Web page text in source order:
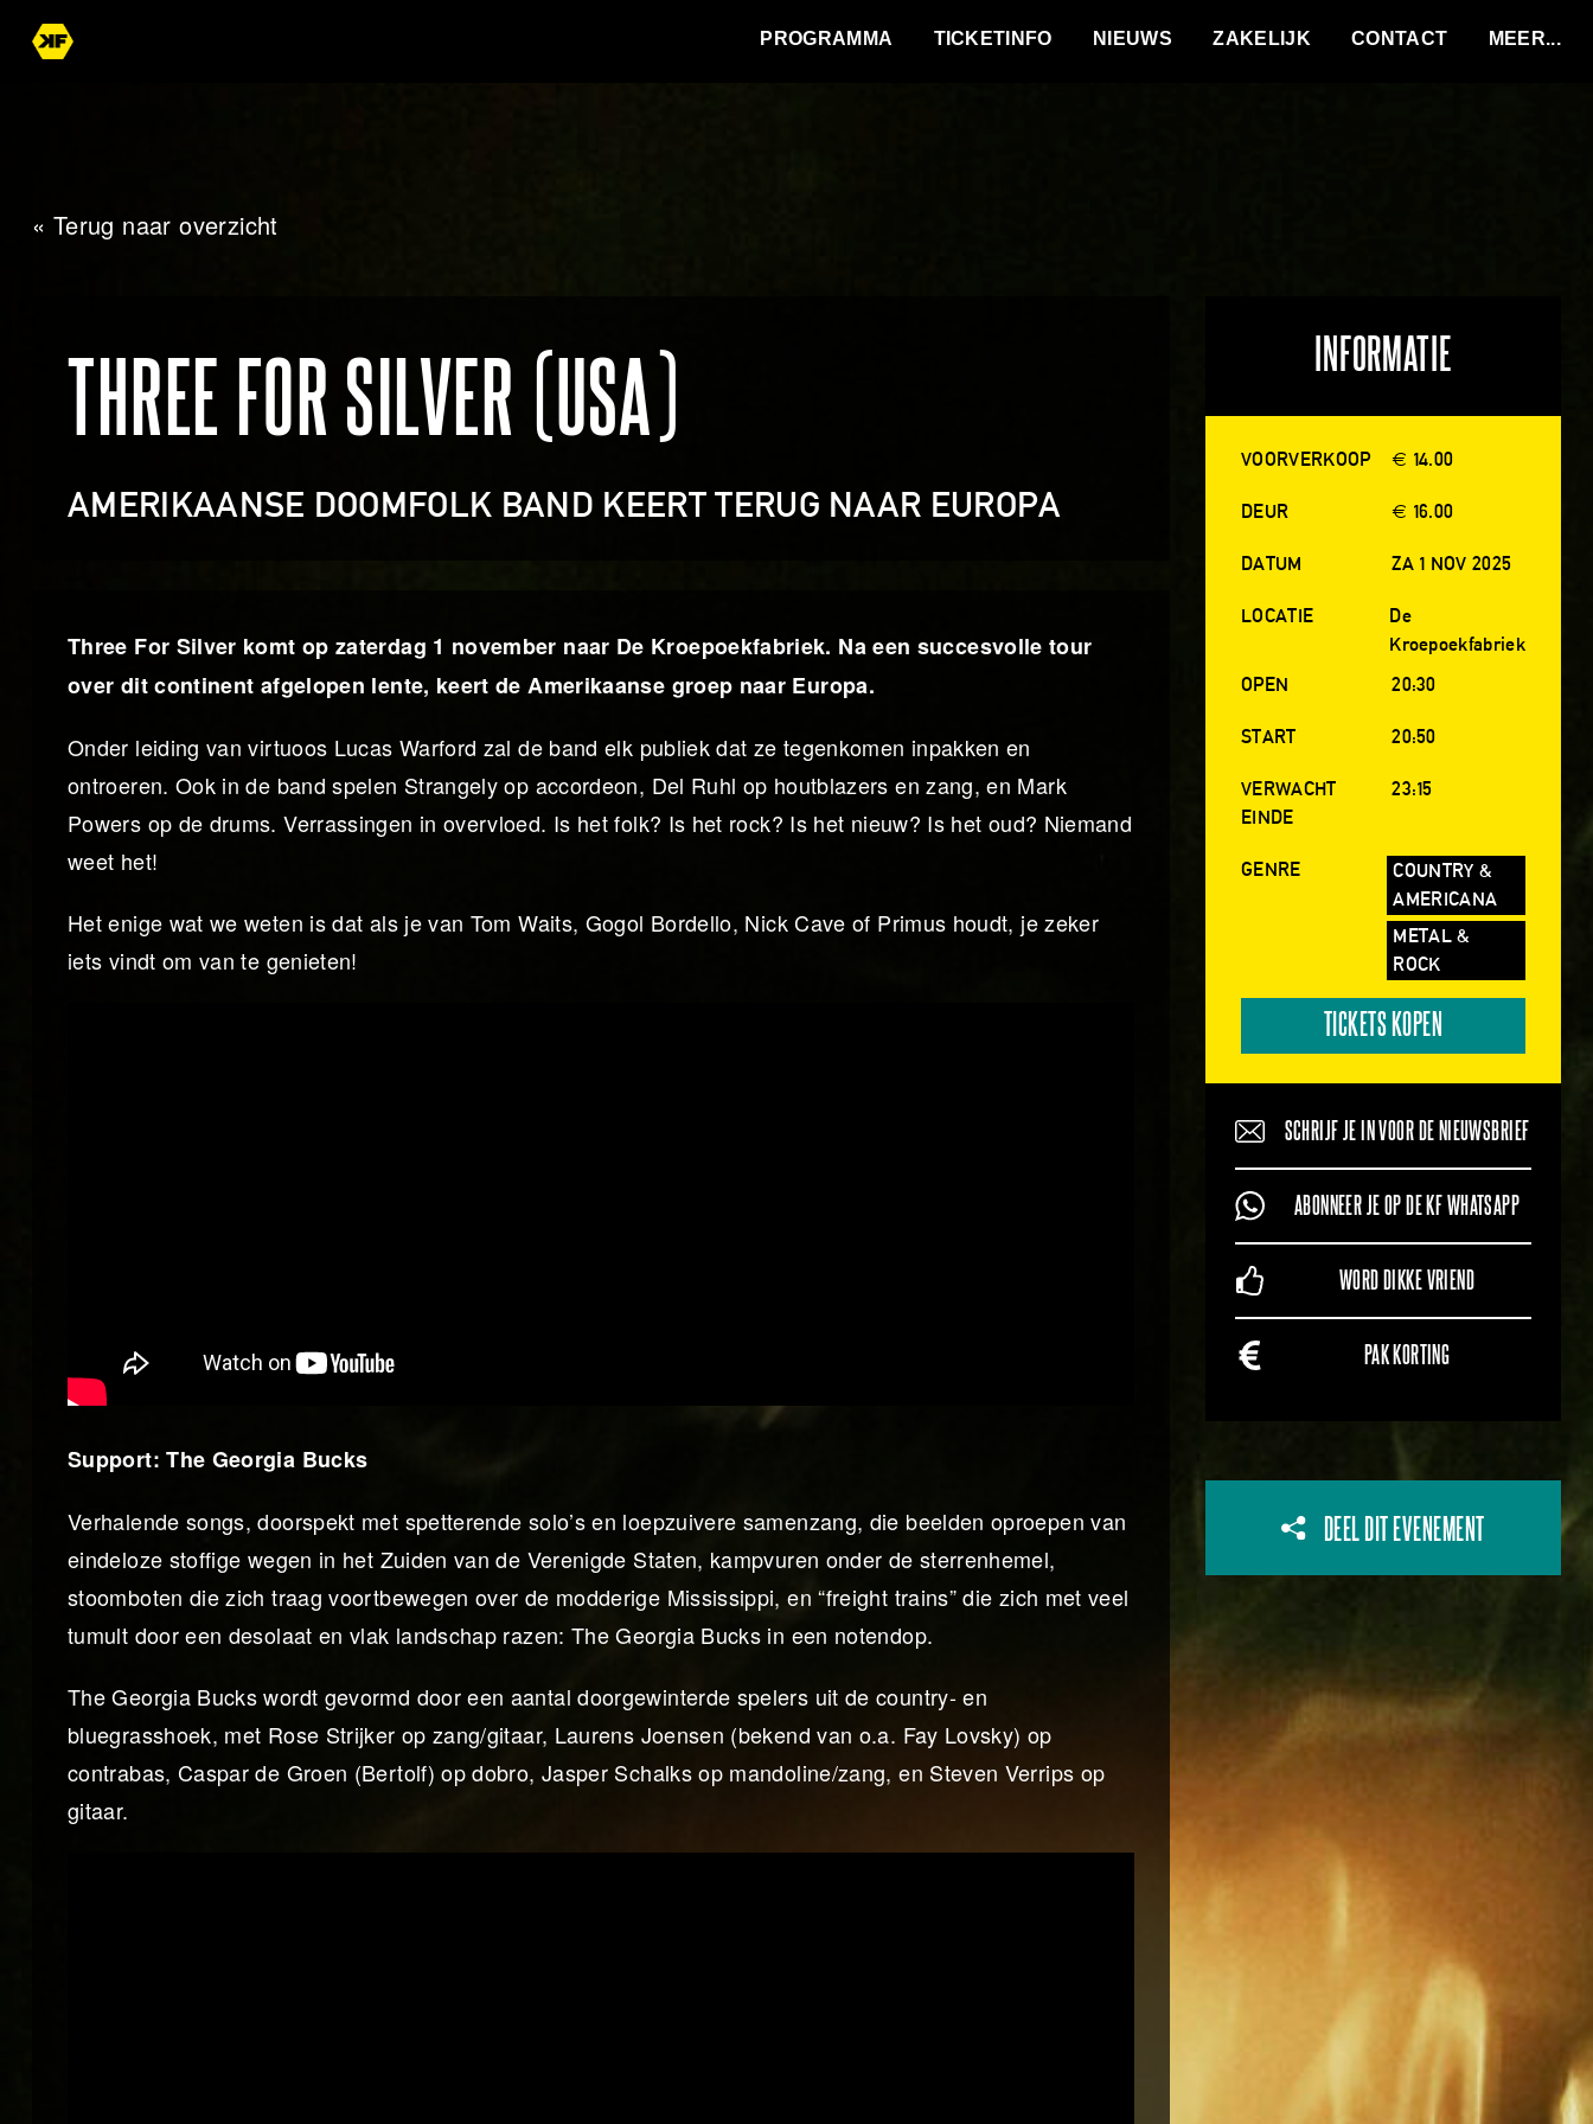
PROGRAMMA TICKETINFO NIEUWS ZAKELIJK CONTACT
« Terug naar overzicht
THREE FOR SILVER (USA)
AMERIKAANSE DOOMFOLK BAND KEERT TERUG NAAR EUROPA
Three For Silver komt op zaterdag 1 november naar De Kroepoekfabriek. Na een succesvolle tour
over dit continent afgelopen lente, keert de Amerikaanse groep naar Europa.
Onder leiding van virtuoos Lucas Warford zal de band elk publiek dat ze tegenkomen inpakken en
ontroeren. Ook in de band spelen Strangely op accordeon, Del Ruhl op houtblazers en zang, en Mark
Powers op de drums. Verrassingen in overvloed. Is het folk? Is het rock? Is het nieuw? Is het oud? Niemand
weet het!
Het enige wat we weten is dat als je van Tom Waits, Gogol Bordello, Nick Cave of Primus houdt, je zeker
iets vindt om van te genieten!
Support: The Georgia Bucks
Verhalende songs, doorspekt met spetterende solo’s en loepzuivere samenzang, die beelden oproepen van
eindeloze stoffige wegen in het Zuiden van de Verenigde Staten, kampvuren onder de sterrenhemel,
stoomboten die zich traag voortbewegen over de modderige Mississippi, en “freight trains” die zich met veel
tumult door een desolaat en vlak landschap razen: The Georgia Bucks in een notendop.
The Georgia Bucks wordt gevormd door een aantal doorgewinterde spelers uit de country- en
bluegrasshoek, met Rose Strijker op zang/gitaar, Laurens Joensen (bekend van o.a. Fay Lovsky) op
contrabas, Caspar de Groen (Bertolf) op dobro, Jasper Schalks op mandoline/zang, en Steven Verrips op
gitaar.
INFORMATIE
VOORVERKOOP € 14.00
DEUR € 16.00
DATUM ZA 1 NOV 2025
LOCATIE
De
Kroepoekfabriek
OPEN
20:30
START 20:50
VERWACHT
EINDE
23:15
GENRE
COUNTRY &
AMERICANA
METAL &
ROCK
TICKETS KOPEN
SCHRIJF JE IN VOOR DE NIEUWSBRIEF
ABONNEER JE OP DE KF WHATSAPP
WORD DIKKE VRIEND
PAK KORTING
DEEL DIT EVENEMENT